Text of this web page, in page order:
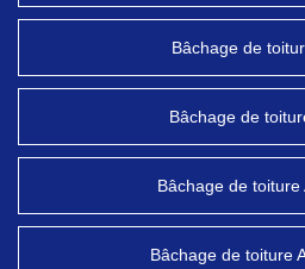
Bâchage de
Bâchage de
Bâchage de toiture
Bâchage de toiture